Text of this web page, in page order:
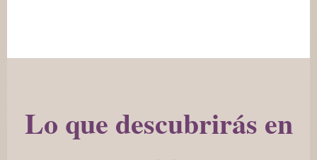
Lo que descubrirás en